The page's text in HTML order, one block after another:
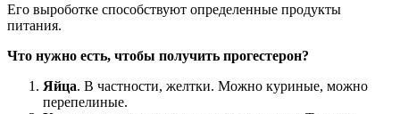
Его выроботке способствуют определенные продукты
питания.
Что нужно есть, чтобы получить прогестерон?
Яйца. В частности, желтки. Можно куриные, можно
перепелиные.